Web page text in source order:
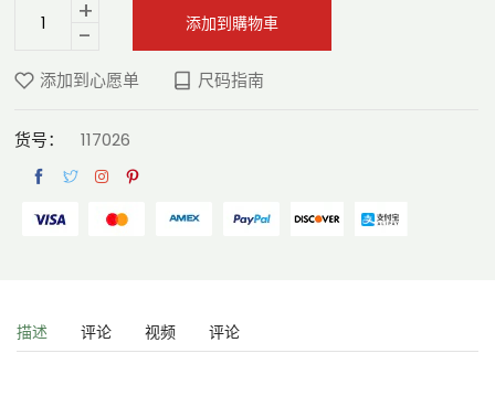
-
+ 添加到購物車
添加到心愿单 尺码指南
货号： 117026
描述 评论 视频 评论